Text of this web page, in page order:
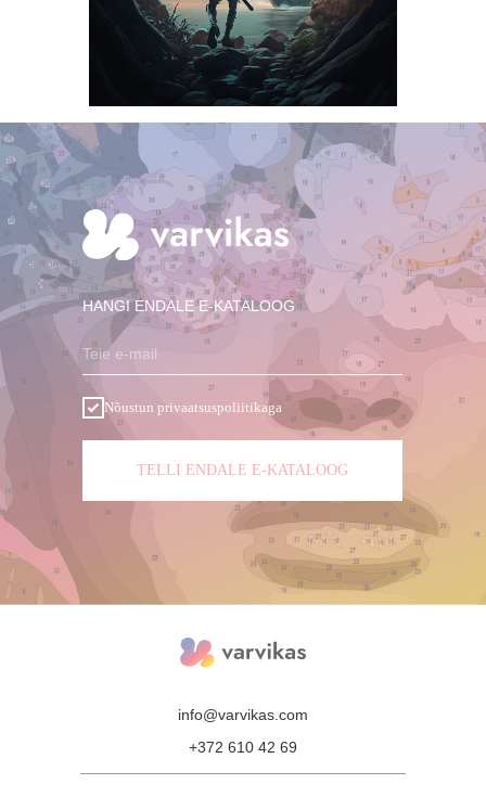
HANGI ENDALE E-KATALOOG
Teie e-mail
Nõustun privaatsuspoliitikaga
TELLI ENDALE E-KATALOOG
info@varvikas.com
+372 610 42 69